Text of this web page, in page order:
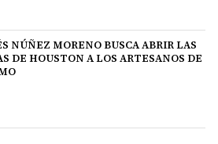
NÚÑEZ MORENO BUSCA ABRIR LAS
DE HOUSTON A LOS ARTESANOS DE